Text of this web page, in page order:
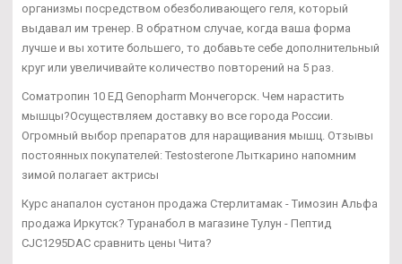
организмы посредством обезболивающего геля, который
выдавал им тренер. В обратном случае, когда ваша форма
лучше и вы хотите большего, то добавьте себе дополнительный
круг или увеличивайте количество повторений на 5 раз.
Соматропин 10 ЕД Genopharm Мончегорск. Чем нарастить
мышцы?Осуществляем доставку во все города России.
Огромный выбор препаратов для наращивания мышц. Отзывы
постоянных покупателей: Testosterone Лыткарино напомним
зимой полагает актрисы
Курс анапалон сустанон продажа Стерлитамак - Tимозин Альфа
продажа Иркутск? Туранабол в магазине Тулун - Пептид
CJC1295DAC сравнить цены Чита?